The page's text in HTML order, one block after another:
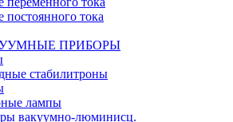
тока
ПРИБОРЫ
стабилитроны
лампы
вакуумно-люминисц.